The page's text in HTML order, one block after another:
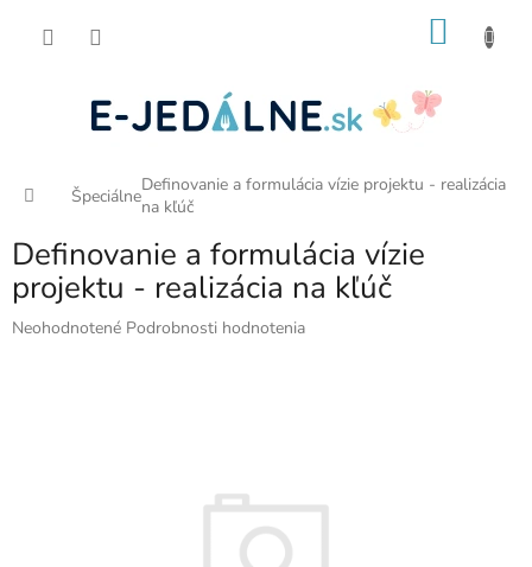
Domov
ŠpeciálneDefinovanie a formulácia vízie projektu - realizácia
na kľúč
Definovanie a formulácia vízie
projektu - realizácia na kľúč
Priemerné
Neohodnotené Podrobnosti hodnotenia